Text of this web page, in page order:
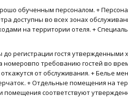
обученным персоналом. +
доступны во всех зонах
на территории отеля. +
регистрации гостя утвержденными
требованию гостей во
от обслуживания. + Белье
+ Отдельные помещения на
помещения соответствуют